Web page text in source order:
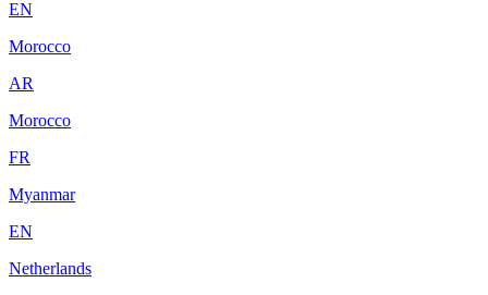
EN
Morocco
AR
Morocco
FR
Myanmar
EN
Netherlands